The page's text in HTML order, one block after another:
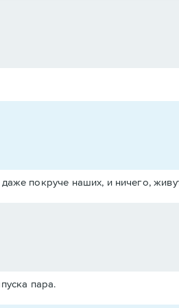
покруче наших, и ничего,
пара.